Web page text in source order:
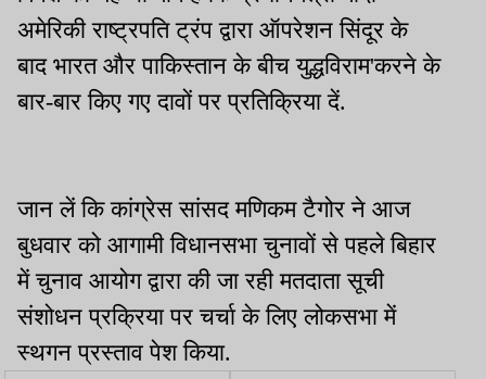
अमेरिकी राष्ट्रपति ट्रंप द्वारा ऑपरेशन सिंदूर के
बाद भारत और पाकिस्तान के बीच युद्धविराम'करने के
बार-बार किए गए दावों पर प्रतिक्रिया दें.
जान लें कि कांग्रेस सांसद मणिकम टैगोर ने आज
बुधवार को आगामी विधानसभा चुनावों से पहले बिहार
में चुनाव आयोग द्वारा की जा रही मतदाता सूची
संशोधन प्रक्रिया पर चर्चा के लिए लोकसभा में
स्थगन प्रस्ताव पेश किया.